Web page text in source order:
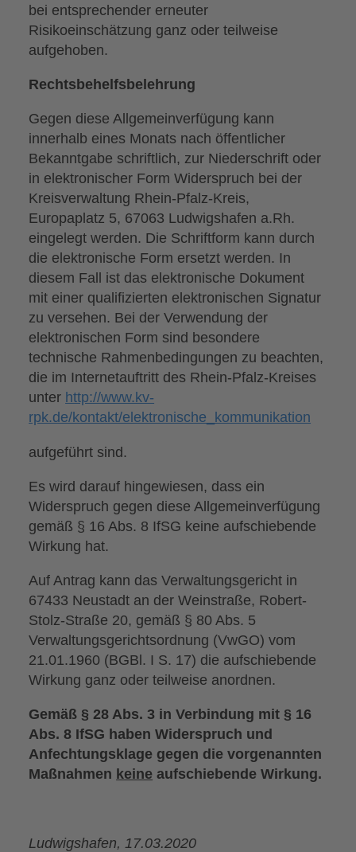
bei entsprechender erneuter
Risikoeinschätzung ganz oder teilweise
aufgehoben.
Rechtsbehelfsbelehrung
Gegen diese Allgemeinverfügung kann
innerhalb eines Monats nach öffentlicher
Bekanntgabe schriftlich, zur Niederschrift oder
in elektronischer Form Widerspruch bei der
Kreisverwaltung Rhein-Pfalz-Kreis,
Europaplatz 5, 67063 Ludwigshafen a.Rh.
eingelegt werden. Die Schriftform kann durch
die elektronische Form ersetzt werden. In
diesem Fall ist das elektronische Dokument
mit einer qualifizierten elektronischen Signatur
zu versehen. Bei der Verwendung der
elektronischen Form sind besondere
technische Rahmenbedingungen zu beachten,
die im Internetauftritt des Rhein-Pfalz-Kreises
unter http://www.kv-
rpk.de/kontakt/elektronische_kommunikation
aufgeführt sind.
Es wird darauf hingewiesen, dass ein
Widerspruch gegen diese Allgemeinverfügung
gemäß § 16 Abs. 8 IfSG keine aufschiebende
Wirkung hat.
Auf Antrag kann das Verwaltungsgericht in
67433 Neustadt an der Weinstraße, Robert-
Stolz-Straße 20, gemäß § 80 Abs. 5
Verwaltungsgerichtsordnung (VwGO) vom
21.01.1960 (BGBl. I S. 17) die aufschiebende
Wirkung ganz oder teilweise anordnen.
Gemäß § 28 Abs. 3 in Verbindung mit § 16
Abs. 8 IfSG haben Widerspruch und
Anfechtungsklage gegen die vorgenannten
Maßnahmen keine aufschiebende Wirkung.
Ludwigshafen, 17.03.2020